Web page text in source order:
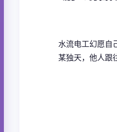
水流电工幻愿自
某独天，他人跟